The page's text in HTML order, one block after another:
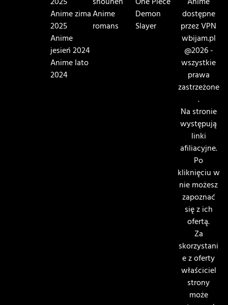
Anime zima
2025
Anime
jesień 2024
Anime lato
2024
Anime
romans
Demon
Slayer
dostępne
przez VPN
wbijam.pl
@2026 -
wszystkie
prawa
zastrzeżone
.
Na stronie
występują
linki
afiliacyjne.
Po
kliknięciu w
nie możesz
zapoznać
się z ich
ofertą.
Za
skorzystani
e z oferty
właściciel
strony
może